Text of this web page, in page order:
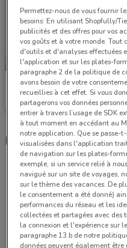
-1 JOUR
Monoprix
Valable jusqu'à demain 1.3 km
Magasins Monoprix
Centre Commercial
1.3 km
FERMÉ
5 rue Georges
1.7 km
FERMÉ
Permettez-nous de vous fournir
besoins: En utilisant Shopfully/
publicités et des offres pour vos
vos goûts et à votre monde. Tout
d'outils et d'analyses effectuées
l'application et sur les plates-
paragraphe 2 de la politique de
avons besoin de votre
recueillies à cet effet. Si vous
partagerons vos données
entier à travers l’usage de SDK
à tout moment en accédant au
notre application. Que se passe-
visualisées dans l'application
de navigation sur les plates-
exemple, si un service relié à
navigué sur un site de voyages,
sur le thème des vacances. De
le consentement a été donné)
performances du réseau et les
collectées et partagées avec
la connexion et l'expérience sur
paragraphe 13.b de notre
données peuvent également être